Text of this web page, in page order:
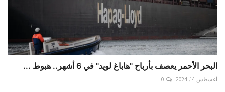
البحر الأحمر يعصف بأرباح "هاباغ لويد" في 6 أشهر.. هبوط ...
أغسطس 14, 2024 0